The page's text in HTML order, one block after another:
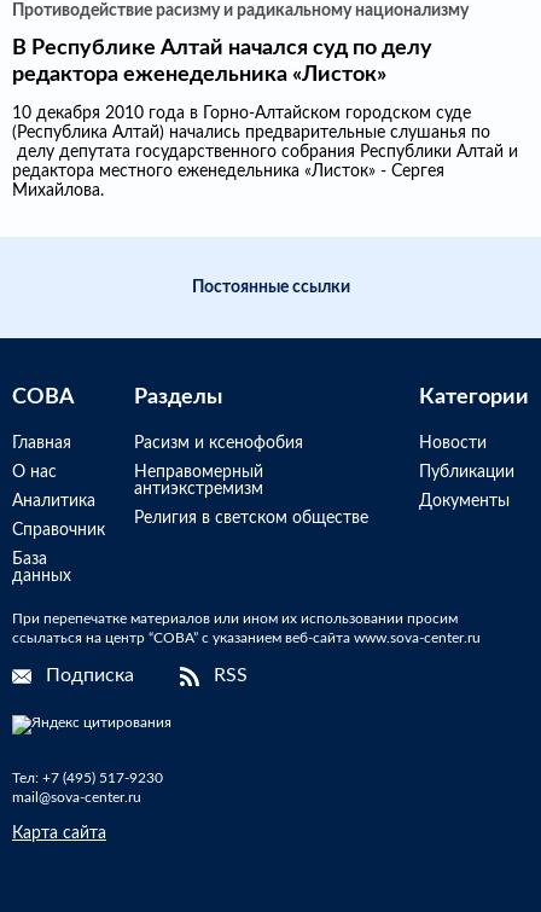
Противодействие расизму и радикальному национализму
В Республике Алтай начался суд по делу
редактора еженедельника «Листок»
10 декабря 2010 года в Горно-Алтайском городском суде
(Республика Алтай) начались предварительные слушанья по
делу депутата государственного собрания Республики Алтай и
редактора местного еженедельника «Листок» - Сергея
Михайлова.
Постоянные ссылки
СОВА
Главная
О нас
Аналитика
Справочник
База
данных
Разделы
Расизм и ксенофобия
Неправомерный
антиэкстремизм
Религия в светском обществе
Категории
Новости
Публикации
Документы
При перепечатке материалов или ином их использовании просим
ссылаться на центр “СОВА” с указанием веб-сайта www.sova-center.ru
Подписка RSS
Тел: +7 (495) 517-9230
mail@sova-center.ru
Карта сайта